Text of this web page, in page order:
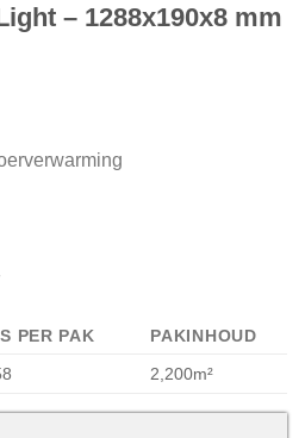
– 1288x190x8 mm
PER PAK
PAKINHOUD
2,200m²